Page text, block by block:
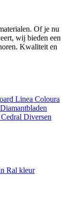
Of je nu
wij bieden een
Kwaliteit en
Linea Coloura
Diamantbladen
Diversen
Ral kleur